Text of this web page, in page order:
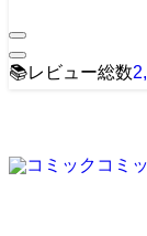
📚レビュー総数